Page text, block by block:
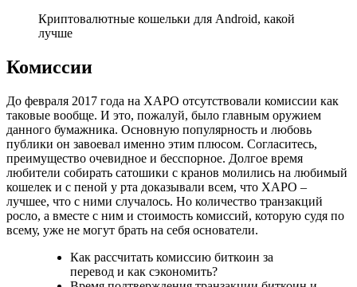
Криптовалютные кошельки для Android, какой
лучше
Комиссии
До февраля 2017 года на XAPO отсутствовали комиссии как
таковые вообще. И это, пожалуй, было главным оружием
данного бумажника. Основную популярность и любовь
публики он завоевал именно этим плюсом. Согласитесь,
преимущество очевидное и бесспорное. Долгое время
любители собирать сатошики с кранов молились на любимый
кошелек и с пеной у рта доказывали всем, что XAPO –
лучшее, что с ними случалось. Но количество транзакций
росло, а вместе с ним и стоимость комиссий, которую судя по
всему, уже не могут брать на себя основатели.
Как рассчитать комиссию биткоин за
перевод и как сэкономить?